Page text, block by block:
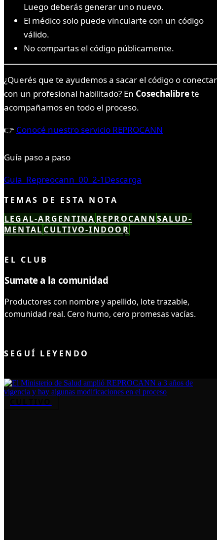
Luego deberás generar uno nuevo.
El médico solo puede vincularte con un código
válido.
No compartas el código públicamente.
¿Querés que te ayudemos a sacar el código o conectar
con un profesional habilitado? En Cosechalibrete
acompañamos en todo el proceso.
👉 Conocé nuestro servicio REPROCANN
Guía paso a paso
Guia_Repreocann_00_2-1 Descarga
TEMAS DE ESTA NOTA
LEGAL-ARGENTINA REPROCANN SALUD-
MENTAL CULTIVO-INDOOR
EL CLUB
Sumate a la comunidad
Productores con nombre y apellido, lote trazable,
comunidad real. Cero humo, cero promesas vacías.
SEGUÍ LEYENDO